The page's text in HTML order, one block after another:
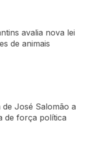
avalia nova lei
de animais
José Salomão a
de força política